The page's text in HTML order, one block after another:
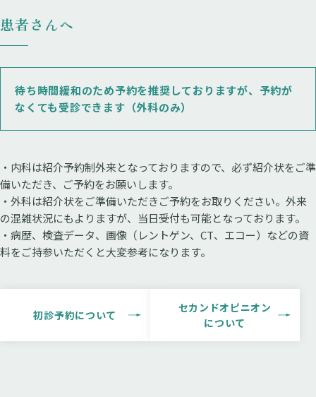
患者さんへ
待ち時間緩和のため予約を推奨しておりますが、予約が
なくても受診できます（外科のみ）
・内科は紹介予約制外来となっておりますので、必ず紹介状をご準
備いただき、ご予約をお願いします。
・外科は紹介状をご準備いただきご予約をお取りください。外来
の混雑状況にもよりますが、当日受付も可能となっております。
・病歴、検査データ、画像（レントゲン、CT、エコー）などの資
料をご持参いただくと大変参考になります。
初診予約について
セカンドオピニオン
について